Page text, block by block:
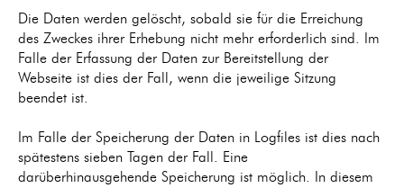
Die Daten werden gelöscht, sobald sie für die Erreichung
des Zweckes ihrer Erhebung nicht mehr erforderlich sind. Im
Falle der Erfassung der Daten zur Bereitstellung der
Webseite ist dies der Fall, wenn die jeweilige Sitzung
beendet ist.
Im Falle der Speicherung der Daten in Logfiles ist dies nach
spätestens sieben Tagen der Fall. Eine
darüberhinausgehende Speicherung ist möglich. In diesem